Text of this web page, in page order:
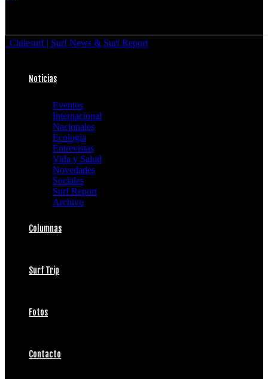
Chilesurf | Surf News & Surf Report
Noticias
Eventos
Internacional
Nacionales
Ecología
Entrevistas
Vida y Salud
Novedades
Sociales
Surf Report
Archivo
Columnas
Surf Trip
Fotos
Contacto